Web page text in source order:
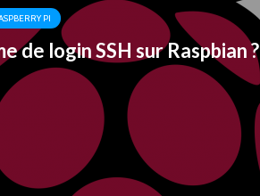
PI
de login SSH sur Raspbian ?